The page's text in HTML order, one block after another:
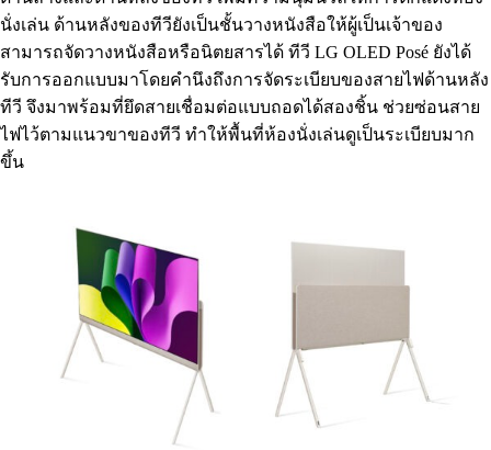
นั่งเล่น ด้านหลังของทีวียังเป็นชั้นวางหนังสือให้ผู้เป็นเจ้าของ
สามารถจัดวางหนังสือหรือนิตยสารได้ ทีวี LG OLED Posé ยังได้
รับการออกแบบมาโดยคำนึงถึงการจัดระเบียบของสายไฟด้านหลัง
ทีวี จึงมาพร้อมที่ยึดสายเชื่อมต่อแบบถอดได้สองชิ้น ช่วยซ่อนสาย
ไฟไว้ตามแนวขาของทีวี ทำให้พื้นที่ห้องนั่งเล่นดูเป็นระเบียบมาก
ขึ้น